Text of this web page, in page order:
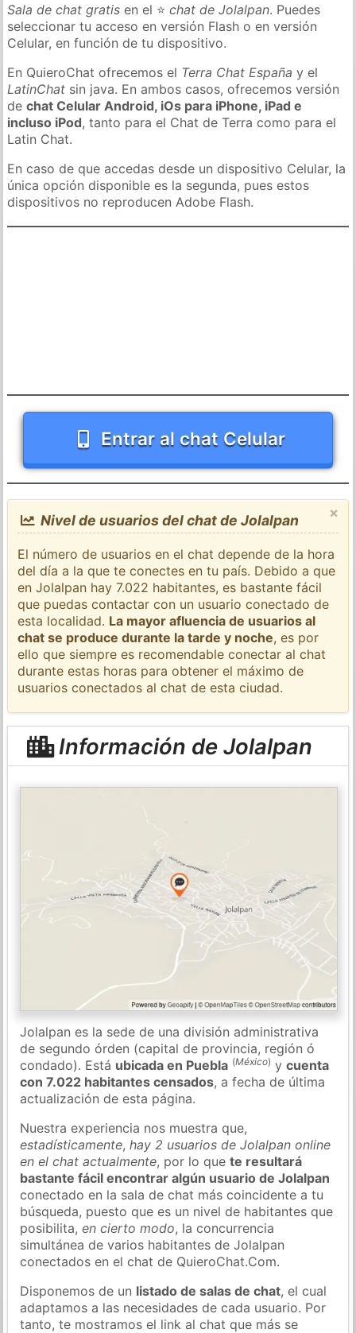
Sala de chat gratis en el ⭐chat de Jolalpan. Puedes
seleccionar tu acceso en versión Flash o en versión
Celular, en función de tu dispositivo.
En QuieroChat ofrecemos el Terra Chat España y el
LatinChat sin java. En ambos casos, ofrecemos versión
dechat Celular Android, iOs para iPhone, iPad e
incluso iPod, tanto para el Chat de Terra como para el
Latin Chat.
En caso de que accedas desde un dispositivo Celular, la
única opción disponible es la segunda, pues estos
dispositivos no reproducen Adobe Flash.
Entrar al chat Celular
×
Nivel de usuarios del chat de Jolalpan
El número de usuarios en el chat depende de la hora
del día a la que te conectes en tu país. Debido a que
en Jolalpan hay 7.022 habitantes, es bastante fácil
que puedas contactar con un usuario conectado de
esta localidad. La mayor afluencia de usuarios al
chat se produce durante la tarde y noche, es por
ello que siempre es recomendable conectar al chat
durante estas horas para obtener el máximo de
usuarios conectados al chat de esta ciudad.
Información de Jolalpan
Jolalpan es la sede de una división administrativa
de segundo órden (capital de provincia, región ó
condado). Está ubicada en Puebla (México) ycuenta
con 7.022 habitantes censados, a fecha de última
actualización de esta página.
Nuestra experiencia nos muestra que,
estadísticamente,hay 2 usuarios de Jolalpan online
en el chat actualmente, por lo quete resultará
bastante fácil encontrar algún usuario de Jolalpan
conectado en la sala de chat más coincidente a tu
búsqueda, puesto que es un nivel de habitantes que
posibilita,en cierto modo, la concurrencia
simultánea de varios habitantes de Jolalpan
conectados en el chat de QuieroChat.Com.
Disponemos de un listado de salas de chat, el cual
adaptamos a las necesidades de cada usuario. Por
tanto, te mostramos el link al chat que más se